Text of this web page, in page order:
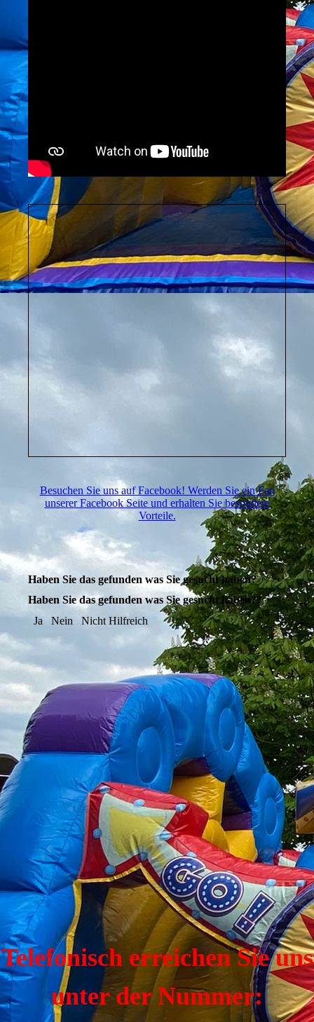
Besuchen Sie uns auf Facebook! Werden Sie ein Fan
unserer Facebook Seite und erhalten Sie besondere
Vorteile.
Haben Sie das gefunden was Sie gesucht haben?
Haben Sie das gefunden was Sie gesucht haben??
Ja
Nein Nicht Hilfreich
Telefonisch erreichen Sie uns
unter der Nummer: